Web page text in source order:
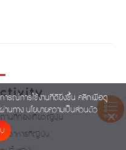
INDEX
านที่ท่องเที่ยวญี่ปุ่น
นอาหารที่ญี่ปุ่น
การณ์การใช้งานที่ดียิ่งขึ้น คลิกเพื่อดู
านทาง นโยบายความเป็นส่วนตัว